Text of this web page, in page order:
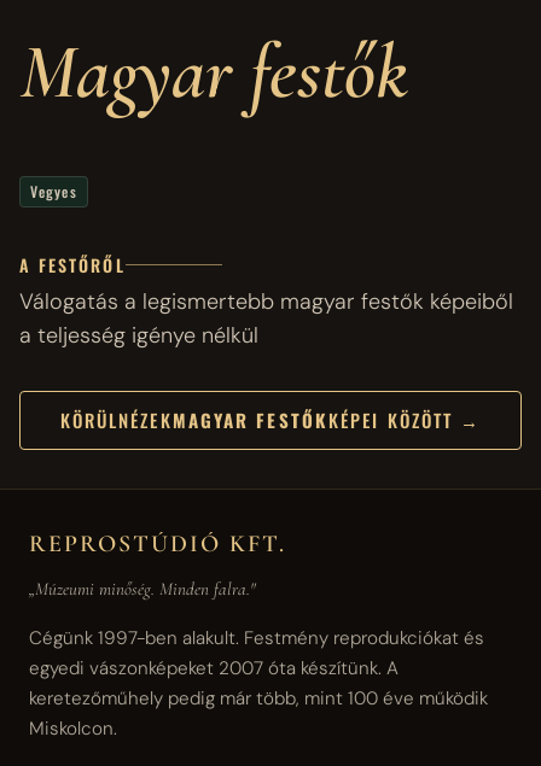
Magyar festők
Vegyes
A FESTŐRŐL
Válogatás a legismertebb magyar festők képeiből
a teljesség igénye nélkül
KÖRÜLNÉZEKMAGYAR FESTŐKKÉPEI KÖZÖTT →
REPROSTÚDIÓ KFT.
„Múzeumi minőség. Minden falra."
Cégünk 1997-ben alakult. Festmény reprodukciókat és
egyedi vászonképeket 2007 óta készítünk. A
keretezőműhely pedig már több, mint 100 éve működik
Miskolcon.